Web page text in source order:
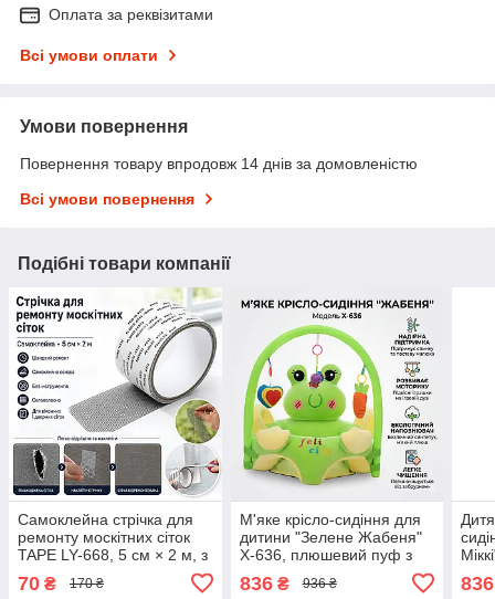
Оплата за реквізитами
Всі умови оплати
Умови повернення
Повернення товару впродовж 14 днів за домовленістю
Всі умови повернення
Подібні товари компанії
Самоклейна стрічка для
ремонту москітних сіток
TAPE LY-668, 5 см × 2 м, з
70 ₴ 170 ₴
М'яке крісло-сидіння для
дитини "Зелене Жабеня"
X-636, плюшевий пуф з
836₴ 936 ₴ 836